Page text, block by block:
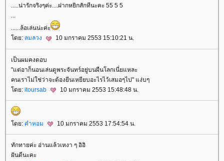
.....น่ารักจริงๆค่ะ....ฝากหยิกสักทีนะคะ 55 5 5
...
......ล้อเล่นน่ะค่ะ
ดย: ลมลวง 10 มกราคม 2553 15:10:21 น.
เป็นผมคงตอบ
"แต่อาก็นอนเล่นดูพระจันทร์อยู่บนผืนโลกเนี่ยแหละ
คนเราไม่ใช่ว่าจะต้องยีนเหยียบอะไรไว้เสมอๆไป" แง่บๆ
ดย: itoursab 10 มกราคม 2553 15:48:48 น.
ดย: คำหอม 10 มกราคม 2553 17:54:54 น.
ทักทายค่ะ อ่านแล้วเหงา ๆ อิอิ
ฝันดีนะคะ